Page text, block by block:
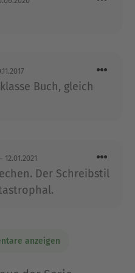
schlägt er nun
Buch, gleich
12.01.2021
Der Schreibstil
anzeigen